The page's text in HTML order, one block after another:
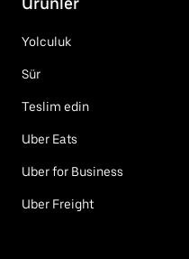
Yolculuk
Sür
Teslim edin
Uber Eats
Uber for Business
Uber Freight